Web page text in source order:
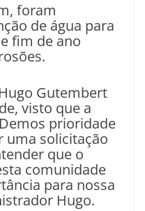
foram
de água para
fim de ano
Gutembert
visto que a
prioridade
uma solicitação
que o
comunidade
para nossa
Hugo.